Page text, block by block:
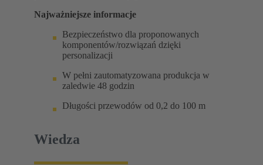
Najważniejsze informacje
Bezpieczeństwo dla proponowanych
komponentów/rozwiązań dzięki
personalizacji
W pełni zautomatyzowana produkcja w
zaledwie 48 godzin
Długości przewodów od 0,2 do 100 m
Wiedza